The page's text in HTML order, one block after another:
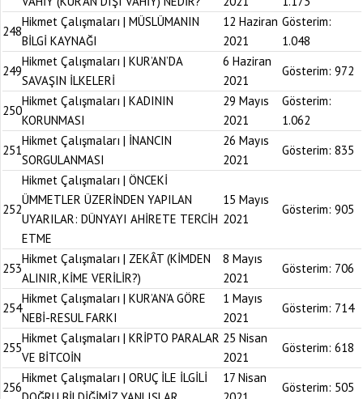
248
Hikmet Çalışmaları | MÜSLÜMANIN
BİLGİ KAYNAĞI
12 Haziran
2021
Gösterim:
1.048
249
Hikmet Çalışmaları | KUR’AN’DA
SAVAŞIN İLKELERİ
6 Haziran
2021
Gösterim: 972
250
Hikmet Çalışmaları | KADININ
KORUNMASI
29 Mayıs
2021
Gösterim:
1.062
251
Hikmet Çalışmaları | İNANCIN
SORGULANMASI
26 Mayıs
2021
Gösterim: 835
252
Hikmet Çalışmaları | ÖNCEKİ
ÜMMETLER ÜZERİNDEN YAPILAN
UYARILAR: DÜNYAYI AHİRETE TERCİH
ETME
15 Mayıs
2021
Gösterim: 905
253
Hikmet Çalışmaları | ZEKÂT (KİMDEN
ALINIR, KİME VERİLİR?)
8 Mayıs
2021
Gösterim: 706
254
Hikmet Çalışmaları | KUR’AN’A GÖRE
NEBİ-RESUL FARKI
1 Mayıs
2021
Gösterim: 714
255
Hikmet Çalışmaları | KRİPTO PARALAR
VE BİTCOİN
25 Nisan
2021
Gösterim: 618
256
Hikmet Çalışmaları | ORUÇ İLE İLGİLİ
17 Nisan
Gösterim: 505